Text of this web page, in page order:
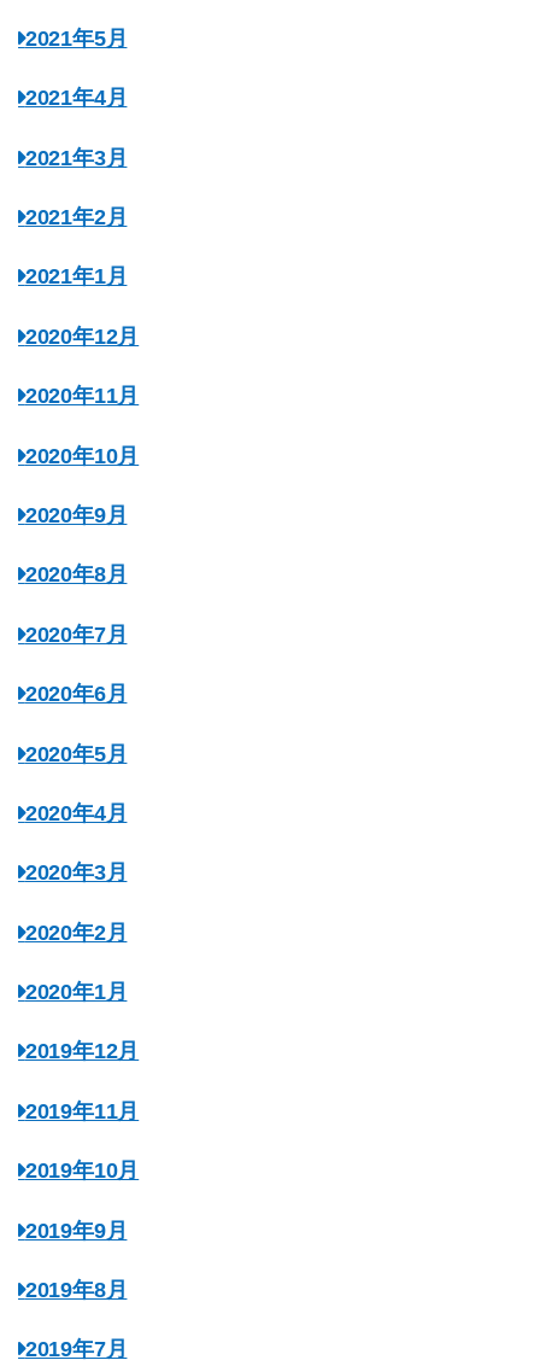
2021年5月
2021年4月
2021年3月
2021年2月
2021年1月
2020年12月
2020年11月
2020年10月
2020年9月
2020年8月
2020年7月
2020年6月
2020年5月
2020年4月
2020年3月
2020年2月
2020年1月
2019年12月
2019年11月
2019年10月
2019年9月
2019年8月
2019年7月